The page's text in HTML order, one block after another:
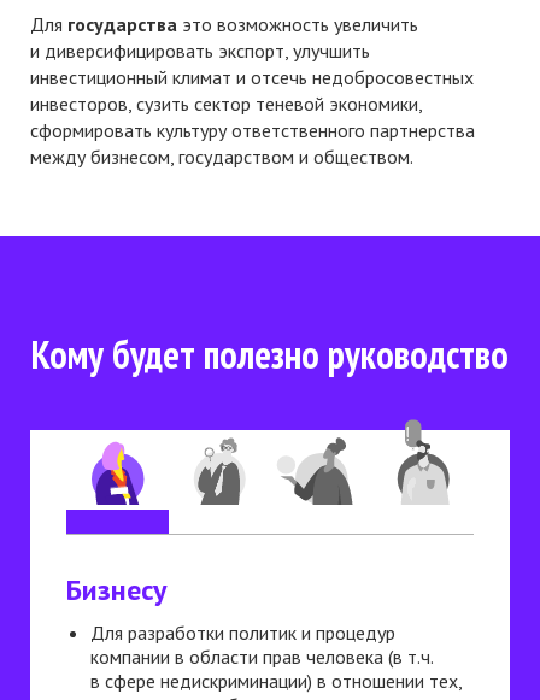
Для государства это возможность увеличить
и диверсифицировать экспорт, улучшить
инвестиционный климат и отсечь недобросовестных
инвесторов, сузить сектор теневой экономики,
сформировать культуру ответственного партнерства
между бизнесом, государством и обществом.
Кому будет полезно руководство
Для разработки политик и процедур
компании в области прав человека (в т.ч.
в сфере недискриминации) в отношении тех,